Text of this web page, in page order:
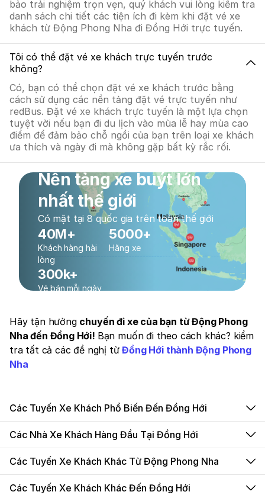
bảo trải nghiệm trọn vẹn, quý khách vui lòng kiểm tra
danh sách chi tiết các tiện ích đi kèm khi đặt vé xe
khách từ Động Phong Nha đi Đồng Hới trực tuyến.
Tôi có thể đặt vé xe khách trực tuyến trước
không?
Có, bạn có thể chọn đặt vé xe khách trước bằng
cách sử dụng các nền tảng đặt vé trực tuyến như
redBus. Đặt vé xe khách trực tuyến là một lựa chọn
tuyệt vời nếu bạn đi du lịch vào mùa lễ hay mùa cao
điểm để đảm bảo chỗ ngồi của bạn trên loại xe khách
ưa thích và ngày đi mà không gặp bất kỳ rắc rối.
Nền tảng xe buýt lớn
nhất thế giới
Có mặt tại 8 quốc gia trên toàn thế giới
40M+
Khách hàng hài
lòng
5000+
Hãng xe
300k+
Vé bán mỗi ngày
Hãy tận hưởng chuyến đi xe của bạn từ Động Phong
Nha đến Đồng Hới! Bạn muốn đi theo cách khác? kiểm
tra tất cả các đề nghị từĐồng Hới thành Động Phong
Nha
Các Tuyến Xe Khách Phổ Biến Đến Đồng Hới
Các Nhà Xe Khách Hàng Đầu Tại Đồng Hới
Các Tuyến Xe Khách Khác Từ Động Phong Nha
Các Tuyến Xe Khách Khác Đến Đồng Hới